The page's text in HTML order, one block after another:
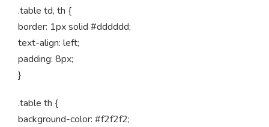
.table td, th {
border: 1px solid #dddddd;
text-align: left;
padding: 8px;
}
.table th {
background-color: #f2f2f2;